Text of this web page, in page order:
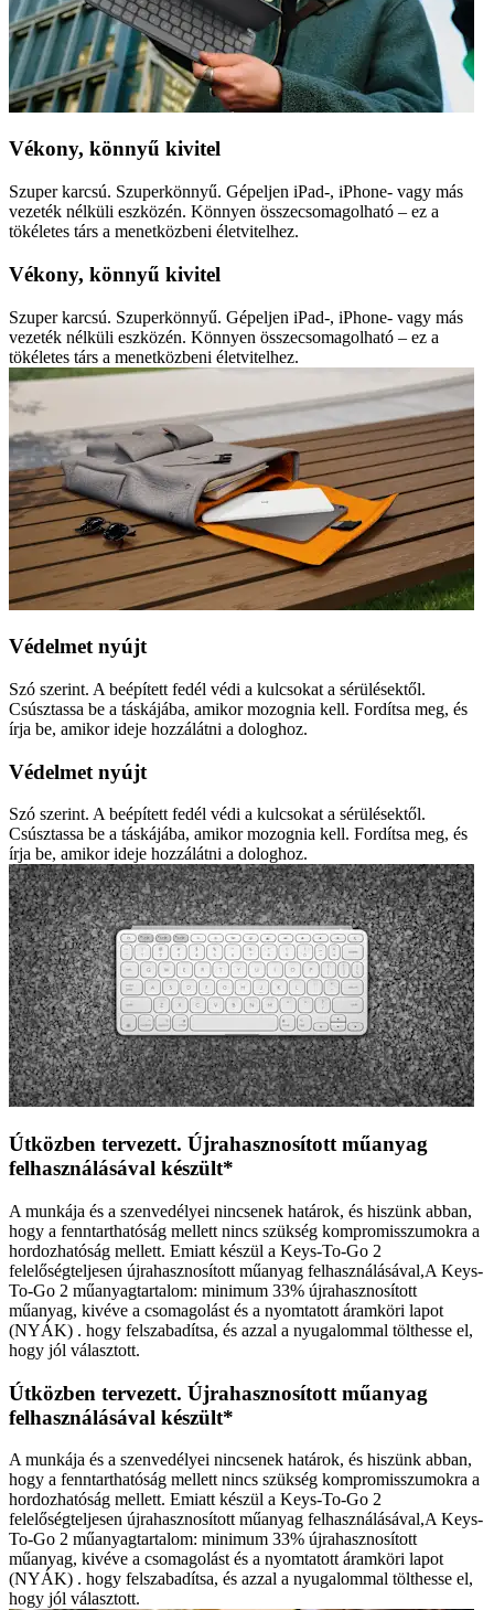
Vékony, könnyű kivitel
Szuper karcsú. Szuperkönnyű. Gépeljen iPad-, iPhone- vagy más
vezeték nélküli eszközén. Könnyen összecsomagolható – ez a
tökéletes társ a menetközbeni életvitelhez.
Vékony, könnyű kivitel
Szuper karcsú. Szuperkönnyű. Gépeljen iPad-, iPhone- vagy más
vezeték nélküli eszközén. Könnyen összecsomagolható – ez a
tökéletes társ a menetközbeni életvitelhez.
Védelmet nyújt
Szó szerint. A beépített fedél védi a kulcsokat a sérülésektől.
Csúsztassa be a táskájába, amikor mozognia kell. Fordítsa meg, és
írja be, amikor ideje hozzálátni a dologhoz.
Védelmet nyújt
Szó szerint. A beépített fedél védi a kulcsokat a sérülésektől.
Csúsztassa be a táskájába, amikor mozognia kell. Fordítsa meg, és
írja be, amikor ideje hozzálátni a dologhoz.
Útközben tervezett. Újrahasznosított műanyag
felhasználásával készült*
A munkája és a szenvedélyei nincsenek határok, és hiszünk abban,
hogy a fenntarthatóság mellett nincs szükség kompromisszumokra a
hordozhatóság mellett. Emiatt készül a Keys-To-Go 2
felelőségteljesen újrahasznosított műanyag felhasználásával,A Keys-
To-Go 2 műanyagtartalom: minimum 33% újrahasznosított
műanyag, kivéve a csomagolást és a nyomtatott áramköri lapot
(NYÁK) . hogy felszabadítsa, és azzal a nyugalommal tölthesse el,
hogy jól választott.
Útközben tervezett. Újrahasznosított műanyag
felhasználásával készült*
A munkája és a szenvedélyei nincsenek határok, és hiszünk abban,
hogy a fenntarthatóság mellett nincs szükség kompromisszumokra a
hordozhatóság mellett. Emiatt készül a Keys-To-Go 2
felelőségteljesen újrahasznosított műanyag felhasználásával,A Keys-
To-Go 2 műanyagtartalom: minimum 33% újrahasznosított
műanyag, kivéve a csomagolást és a nyomtatott áramköri lapot
(NYÁK) . hogy felszabadítsa, és azzal a nyugalommal tölthesse el,
hogy jól választott.